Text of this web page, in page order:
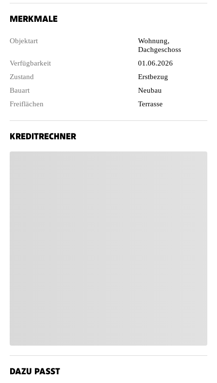
MERKMALE
Objektart
Wohnung,
Dachgeschoss
Verfügbarkeit
01.06.2026
Zustand
Erstbezug
Bauart
Neubau
Freiflächen
Terrasse
KREDITRECHNER
DAZU PASST